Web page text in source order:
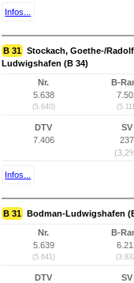
Infos...
B 31 Stockach, Goethe-/
Ludwigshafen (B 34)
Nr.
5.638
(5.640)
B-
DTV
7.406
SV
237
Infos...
B 31 Bodman-Ludwigshafen
Nr.
5.639
(5.641)
B-
DTV
SV